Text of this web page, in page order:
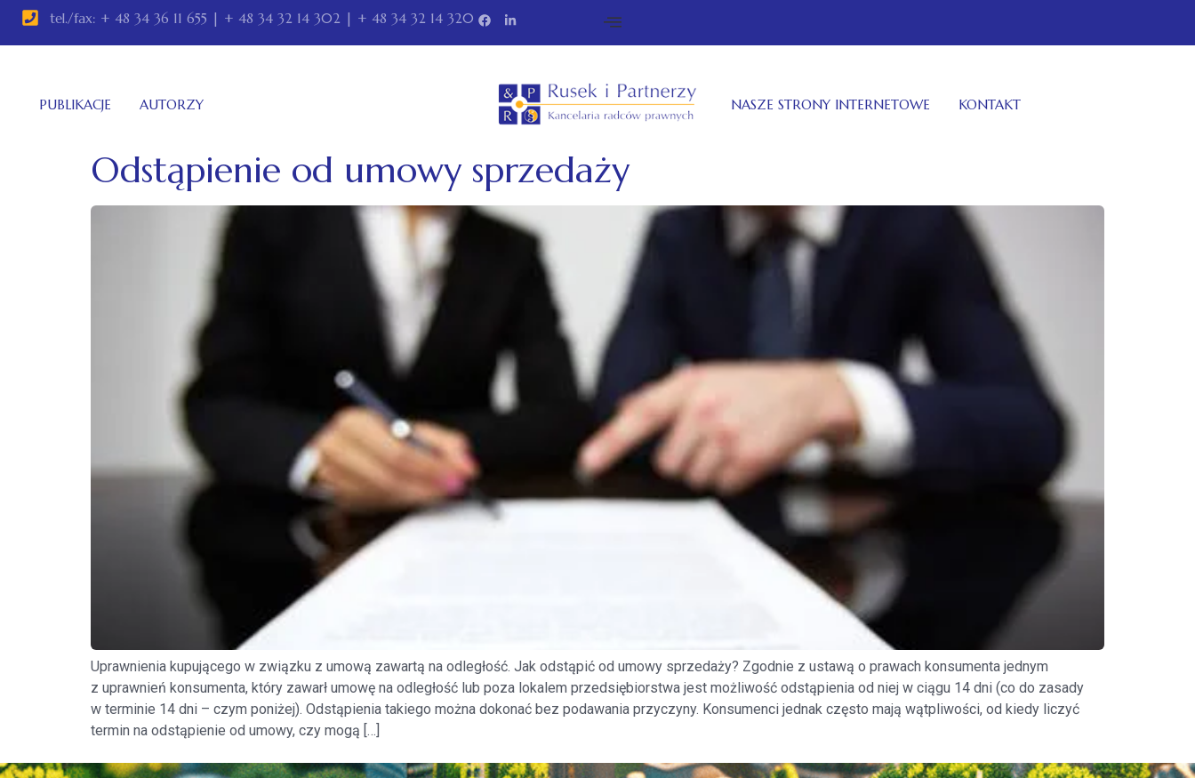
tel./fax: + 48 34 36 11 655 | + 48 34 32 14 302 | + 48 34 32 14 320
PUBLIKACJE AUTORZY NASZE STRONY INTERNETOWE KONTAKT
Odstąpienie od umowy sprzedaży
Uprawnienia kupującego w związku z umową zawartą na odległość. Jak odstąpić od umowy sprzedaży? Zgodnie z ustawą o prawach konsumenta jednym
z uprawnień konsumenta, który zawarł umowę na odległość lub poza lokalem przedsiębiorstwa jest możliwość odstąpienia od niej w ciągu 14 dni (co do zasady
w terminie 14 dni – czym poniżej). Odstąpienia takiego można dokonać bez podawania przyczyny. Konsumenci jednak często mają wątpliwości, od kiedy liczyć
termin na odstąpienie od umowy, czy mogą […]